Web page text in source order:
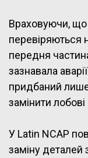
Враховуючи, що
перевіряються
передня
зазнавала
придбаний
замінити
У Latin NCAP
заміну деталей